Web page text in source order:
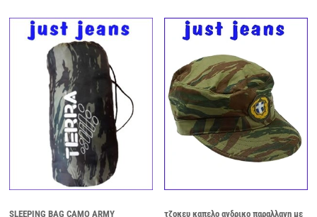
SLEEPING BAG CAMO ARMY τζοκευ καπελο ανδρικο παραλλαγη με